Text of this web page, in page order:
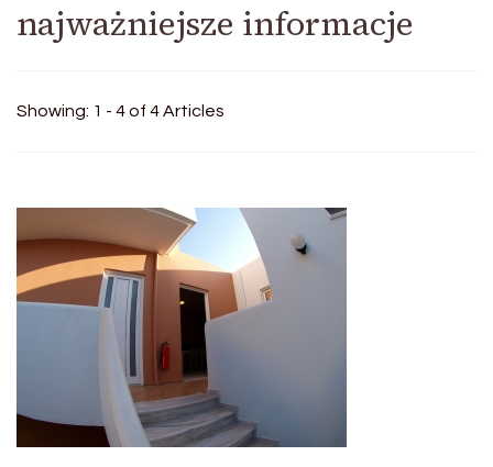
najważniejsze informacje
Showing: 1 - 4 of 4 Articles